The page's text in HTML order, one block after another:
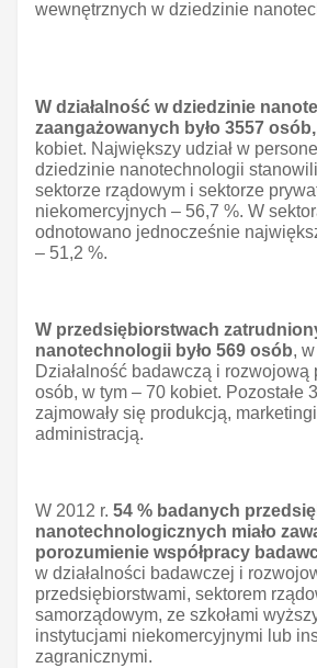
wewnętrznych w dziedzinie
W działalność w dziedzinie
zaangażowanych było 3557 osób,
kobiet. Największy udział w
dziedzinie nanotechnologii
sektorze rządowym i sektorze
niekomercyjnych – 56,7 %. W
odnotowano jednocześnie
– 51,2 %.
W przedsiębiorstwach
nanotechnologii było 569 osób,
Działalność badawczą i rozwojową
osób, w tym – 70 kobiet. Pozostałe
zajmowały się produkcją,
administracją.
W 2012 r. 54 % badanych
nanotechnologicznych miało
porozumienie współpracy
w działalności badawczej i
przedsiębiorstwami, sektorem
samorządowym, ze szkołami
instytucjami niekomercyjnymi lub
zagranicznymi.